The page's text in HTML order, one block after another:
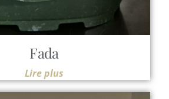
Fada
Lire plus